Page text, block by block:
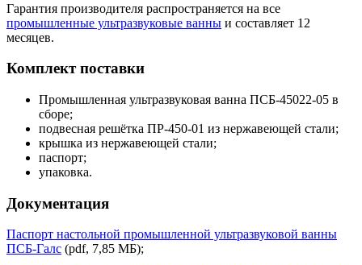
Гарантия производителя распространяется на все
промышленные ультразвуковые ванны и составляет 12
месяцев.
Комплект поставки
Промышленная ультразвуковая ванна ПСБ-45022-05 в
сборе;
подвесная решётка ПР-450-01 из нержавеющей стали;
крышка из нержавеющей стали;
паспорт;
упаковка.
Документация
Паспорт настольной промышленной ультразвуковой ванны
ПСБ-Галс (pdf, 7,85 МБ);